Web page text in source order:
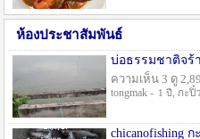
ห้องประชาสัมพันธ์
บ่อธรรมชาติจร้า
ความเห็น 3 ดู
tongmak - 1 ปี , กะปิ๋
chicanofishing